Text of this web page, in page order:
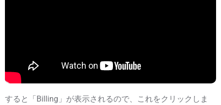
すると「Billing」が表示されるので、これをクリックしま